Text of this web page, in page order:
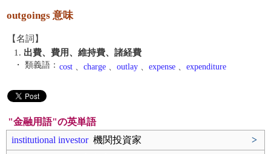
outgoings 意味
【名詞】
1. 出費、費用、維持費、諸経費
・ 類義語： cost 、 charge 、 outlay 、 expense 、 expenditure
"金融用語"の英単語
institutional investor機関投資家
>